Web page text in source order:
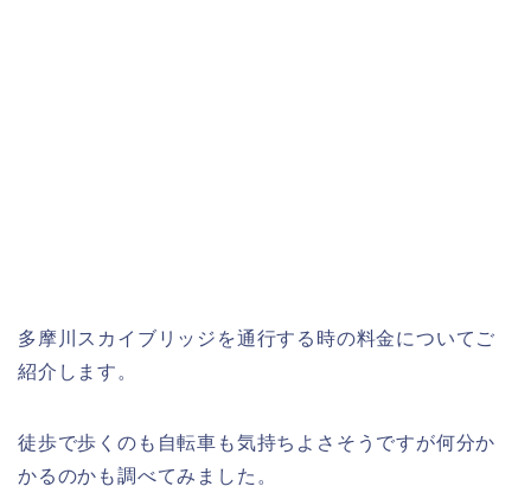
多摩川スカイブリッジを通行する時の料金についてご
紹介します。
徒歩で歩くのも自転車も気持ちよさそうですが何分か
かるのかも調べてみました。